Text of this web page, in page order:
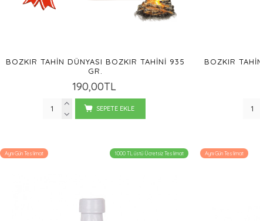
BOZKIR TAHIN DÜNYASI BOZKIR TAHINI 935
GR.
190,00TL
SEPETE EKLE
BOZKIR
Aynı Gün Teslimat 1000 TL üstü Ücretsiz Teslimat Aynı Gün Teslimat